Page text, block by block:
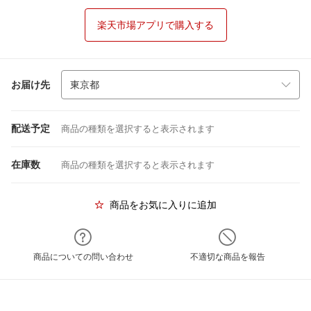
楽天市場アプリで購入する
お届け先
配送予定 商品の種類を選択すると表示されます
在庫数 商品の種類を選択すると表示されます
商品をお気に入りに追加
商品についての問い合わせ 不適切な商品を報告